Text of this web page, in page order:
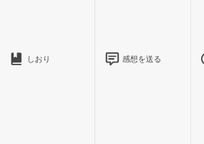
しおり 感想を送る
えるために残った。